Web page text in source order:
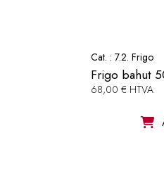
Cat. : 7.2. Frigo
Frigo bahut
68,00 € HTVA